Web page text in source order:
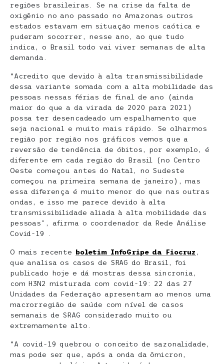
regiões brasileiras. Se na crise da falta de
oxigênio no ano passado no Amazonas outros
estados estavam em situação menos caótica e
puderam socorrer, nesse ano, ao que tudo
indica, o Brasil todo vai viver semanas de alta
demanda.
“Acredito que devido à alta transmissibilidade
dessa variante somada com a alta mobilidade das
pessoas nessas férias de final de ano (ainda
maior do que a da virada de 2020 para 2021)
possa ter desencadeado um espalhamento que
seja nacional e muito mais rápido. Se olharmos
região por região nos gráficos vemos que a
reversão de tendência de óbitos, por exemplo, é
diferente em cada região do Brasil (no Centro
Oeste começou antes do Natal, no Sudeste
começou na primeira semana de janeiro), mas
essa diferença é muito menor do que nas outras
ondas, e isso me parece devido à alta
transmissibilidade aliada à alta mobilidade das
pessoas”, afirma o coordenador da Rede Análise
Covid-19 .
O mais recente boletim InfoGripe da Fiocruz ,
que analisa os casos de SRAG do Brasil, foi
publicado hoje e dá mostras dessa sincronia,
com H3N2 misturada com covid-19: 22 das 27
Unidades da Federação apresentam ao menos uma
macrorregião de saúde com nível de casos
semanais de SRAG considerado muito ou
extremamente alto.
“A covid-19 quebrou o conceito de sazonalidade,
mas pode ser que, após a onda da ômicron,